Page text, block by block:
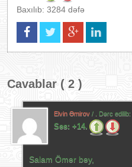
Baxılıb: 3284 dəfə
Cavablar ( 2 )
Elvin Əmirov / . Dərc edilib:
Səs: +14.
Salam Ömər bəy,